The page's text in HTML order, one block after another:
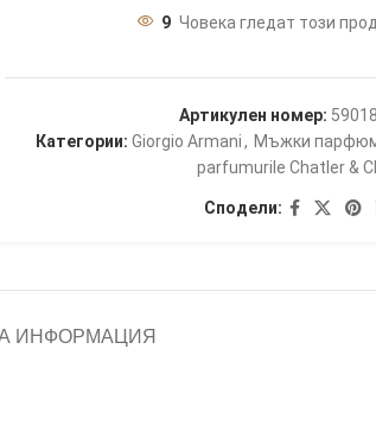
9 Човека гледат този
Артикулен номер:
Категории: Giorgio Armani , Мъжки
parfumurile Chatler &
Сподели:
ИНФОРМАЦИЯ